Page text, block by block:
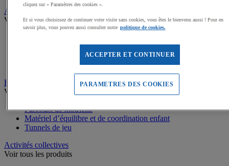
Activités gymniques
Voir tous les produits
Modules, Parcours mousse enfant
Modules motricité en bois
Equilibre, Coordination
Voir tous les produits
Parcours de motricité
Matériel d’équilibre et de coordination enfant
Tunnels de jeu
Activités collectives
Voir tous les produits
cliquez sur « Paramètres des cookies ».
Et si vous choisissez de continuer votre visite sans cookies, vous êtes le bienvenu aussi ! Pour en
savoir plus, vous pouvez aussi consulter notre politique de cookies.
ACCEPTER ET CONTINUER
PARAMETRES DES COOKIES